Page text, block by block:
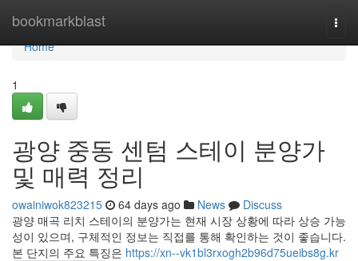
bookmarkblast
Home
Home
1
광양 중동 센텀 스테이 분양가
및 매력 정리
owainiwok823215 64 days ago News
Discuss
광양 매곡 리치 스테이의 분양가는 현재 시장 상황에 따라 상승 가능
성이 있으며, 구체적인 정보는 직접를 통해 확인하는 것이 좋습니다.
본 단지의 주요 특징은 https://xn--vk1bl3rxogh2b96d75ueibs8g.kr